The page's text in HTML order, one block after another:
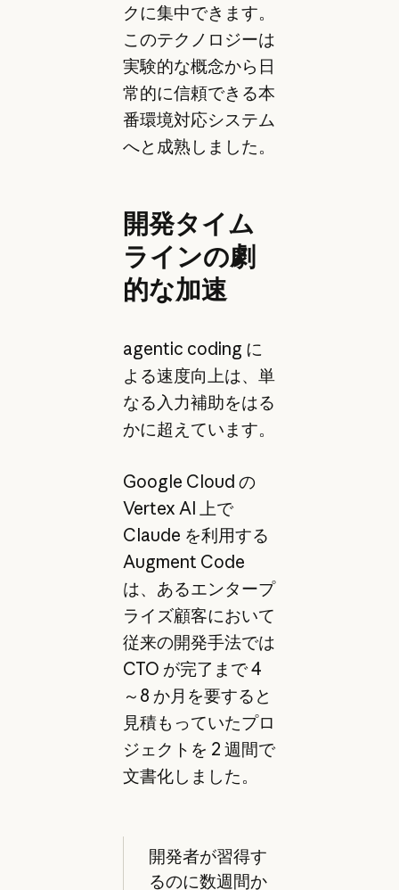
クに集中できます。
このテクノロジーは
実験的な概念から日
常的に信頼できる本
番環境対応システム
へと成熟しました。
開発タイム
ラインの劇
的な加速
agentic coding に
よる速度向上は、単
なる入力補助をはる
かに超えています。
Google Cloud の
Vertex AI 上で
Claude を利用する
Augment Code
は、あるエンタープ
ライズ顧客において
従来の開発手法では
CTO が完了まで 4
～8 か月を要すると
見積もっていたプロ
ジェクトを 2 週間で
文書化しました。
開発者が習得す
るのに数週間か